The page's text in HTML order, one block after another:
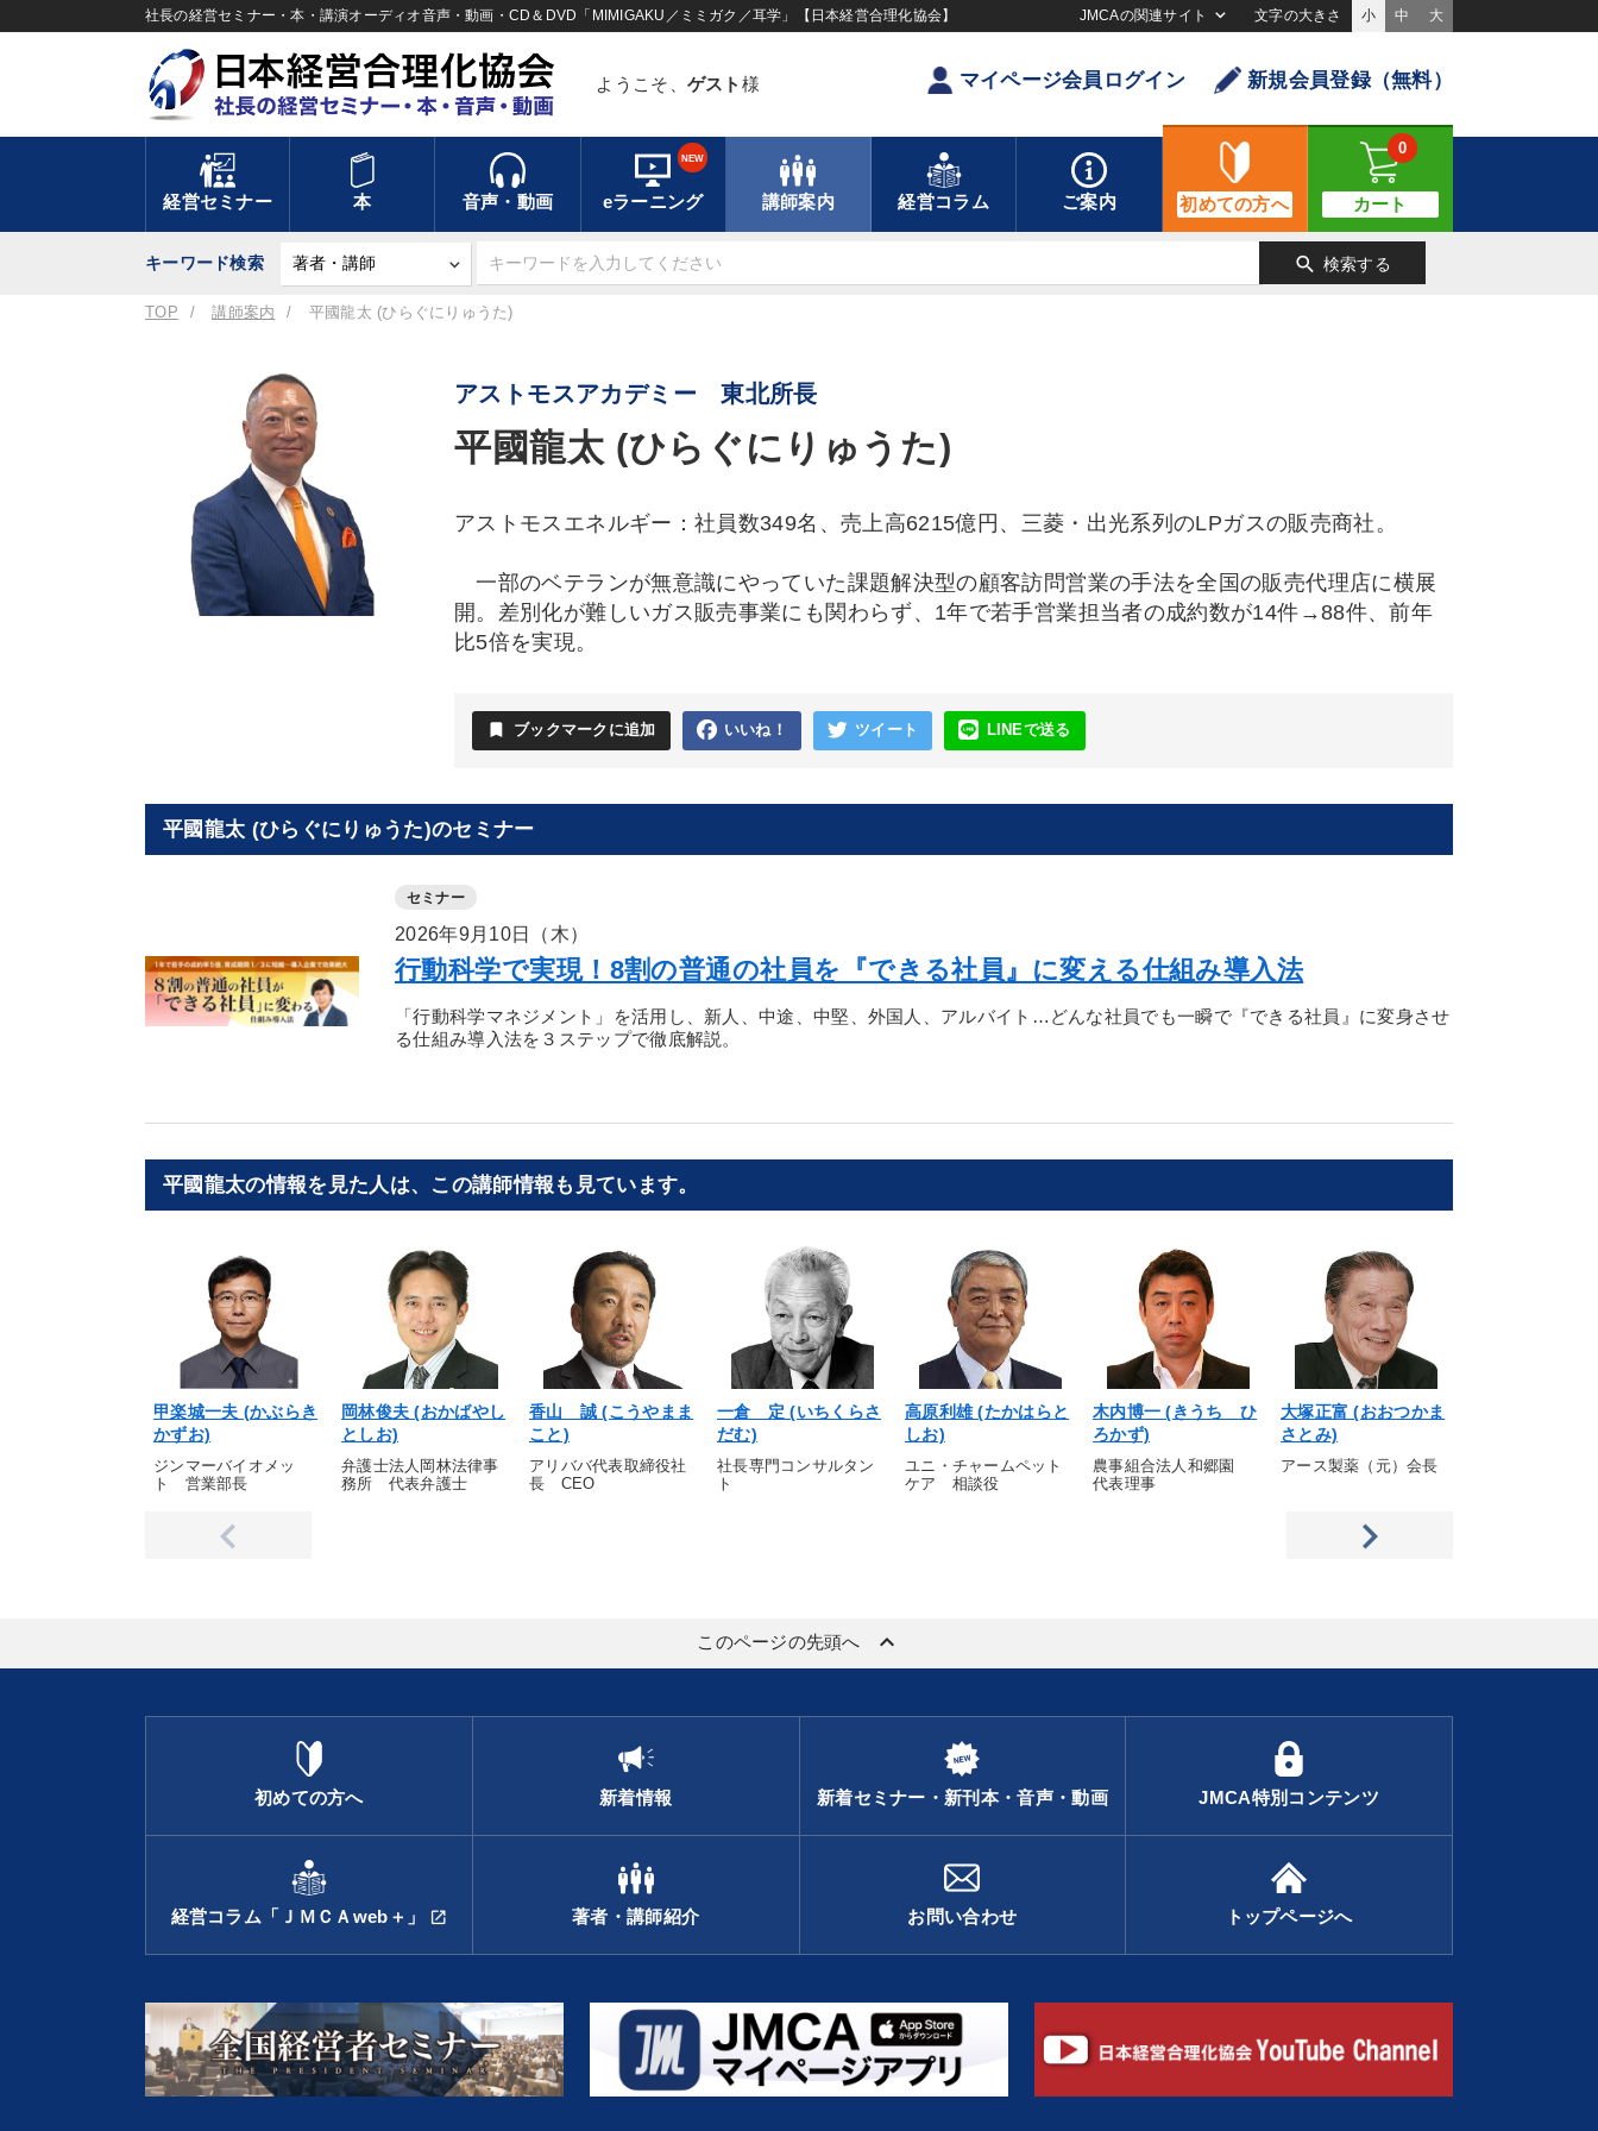
社長の経営セミナー・本・講演オーディオ音声・動画・CD＆DVD「MIMIGAKU／ミミガク／耳学」【日本経営合理化協会】 JMCAの関連サイト 文字の大きさ 小 中 大
ようこそ、 ゲスト 様 マイページ会員ログイン 新規会員登録（無料）
経営セミナー 本 音声・動画 eラーニング
NEW
講師案内 経営コラム ご案内 初めての方へ カート
0
キーワード検索 search 検索する
TOP 講師案内 平國龍太 (ひらぐにりゅうた)
アストモスアカデミー 東北所長
平國龍太 (ひらぐにりゅうた)
アストモスエネルギー：社員数349名、売上高6215億円、三菱・出光系列のLPガスの販売商社。
一部のベテランが無意識にやっていた課題解決型の顧客訪問営業の手法を全国の販売代理店に横展
開。差別化が難しいガス販売事業にも関わらず、1年で若手営業担当者の成約数が14件→88件、前年
比5倍を実現。
bookmark ブックマークに追加 いいね！ ツイート LINEで送る
平國龍太 (ひらぐにりゅうた)のセミナー
セミナー
2026年9月10日（木）
行動科学で実現！8割の普通の社員を『できる社員』に変える仕組み導入法
「行動科学マネジメント」を活用し、新人、中途、中堅、外国人、アルバイト…どんな社員でも一瞬で『できる社員』に変身させ
る仕組み導入法を３ステップで徹底解説。
平國龍太の情報を見た人は、この講師情報も見ています。
甲楽城一夫 (かぶらき
かずお)
ジンマーバイオメッ
ト 営業部長
岡林俊夫 (おかばやし
としお)
弁護士法人岡林法律事
務所 代表弁護士
香山 誠 (こうやまま
こと)
アリババ代表取締役社
長 CEO
一倉 定 (いちくらさ
だむ)
社長専門コンサルタン
ト
高原利雄 (たかはらと
しお)
ユニ・チャームペット
ケア 相談役
木内博一 (きうち ひ
ろかず)
農事組合法人和郷園
代表理事
大塚正富 (おおつかま
さとみ)
アース製薬（元）会長
このページの先頭へ keyboard_arrow_up
初めての方へ 新着情報 新着セミナー・新刊本・音声・動画 JMCA特別コンテンツ
経営コラム「ＪＭＣＡweb＋」 open_in_new 著者・講師紹介 お問い合わせ トップページへ